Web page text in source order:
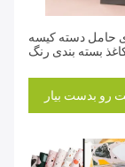
حامل دسته کیسه
رو بدست بیار